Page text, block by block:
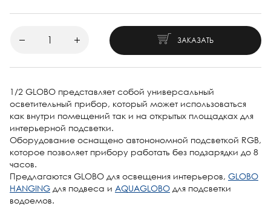
ЗАКАЗАТЬ
1/2 GLOBO представляет собой универсальный
осветительный прибор, который может использоваться
как внутри помещений так и на открытых площадках для
интерьерной подсветки.
Оборудование оснащено автонономной подсветкой RGB,
которое позволяет прибору работать без подзарядки до 8
часов.
Предлагаются GLOBO для освещения интерьеров, GLOBO
HANGING для подвеса и AQUAGLOBO для подсветки
водоемов.